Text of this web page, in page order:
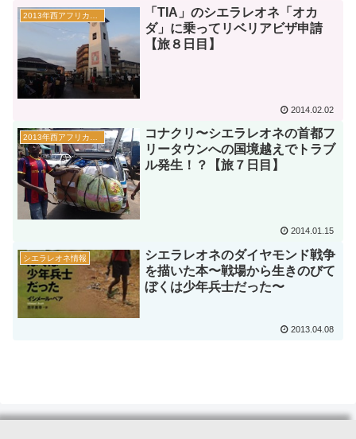
「TIA」のシエラレオネ「オカ
ダ」に乗ってリベリアビザ申請
【旅８日目】
2014.02.02
コナクリ〜シエラレオネの首都フ
リータウンへの国境越えでトラブ
ル発生！？【旅７日目】
2014.01.15
シエラレオネ情報
シエラレオネのダイヤモンド戦争
を描いた本〜戦場から生きのびて
ぼくは少年兵士だった〜
2013.04.08